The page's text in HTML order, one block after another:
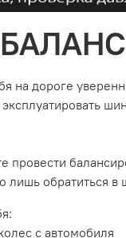
на дороге
провести
лишь
с автомобиля